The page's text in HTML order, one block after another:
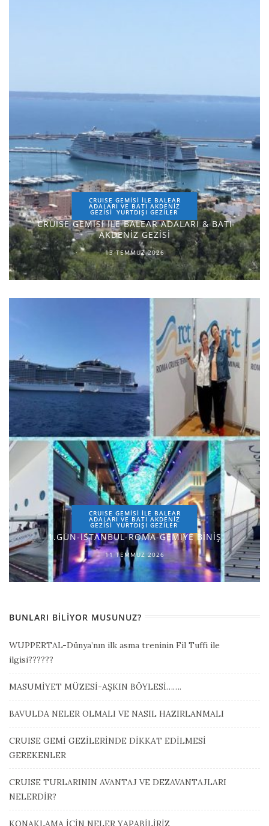
CRUISE GEMİSİ İLE BALEAR
ADALARI VE BATI AKDENİZ
GEZİSİ YURTDIŞI GEZILER
CRUISE GEMİSİ İLE BALEAR ADALARI & BATI
AKDENİZ GEZİSİ
13 TEMMUZ 2026
CRUISE GEMİSİ İLE BALEAR
ADALARI VE BATI AKDENİZ
GEZİSİ YURTDIŞI GEZILER
1.GÜN-İSTANBUL-ROMA-GEMİYE BİNİŞ
11 TEMMUZ 2026
BUNLARI BILIYOR MUSUNUZ?
WUPPERTAL-Dünya’nın ilk asma treninin Fil Tuffi ile
ilgisi??????
MASUMİYET MÜZESİ-AŞKIN BÖYLESİ…….
BAVULDA NELER OLMALI VE NASIL HAZIRLANMALI
CRUISE GEMİ GEZİLERİNDE DİKKAT EDİLMESİ
GEREKENLER
CRUISE TURLARININ AVANTAJ VE DEZAVANTAJLARI
NELERDİR?